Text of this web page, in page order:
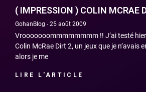
( IMPRESSION ) COLIN MCRAE
GohanBlog 25 août 2009
Vrooooooommmmmmmm !! J’ai testé
Colin McRae Dirt 2, un jeux que je n’avais
alors je me
LIRE L'ARTICLE